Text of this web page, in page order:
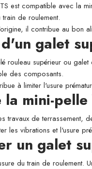
est compatible avec la
de roulement.
il contribue au bon
galet
rouleau supérieur ou
des composants.
à limiter l'usure
mini-
travaux de terrassement,
les vibrations et l'usure
un galet
du train de roulement.